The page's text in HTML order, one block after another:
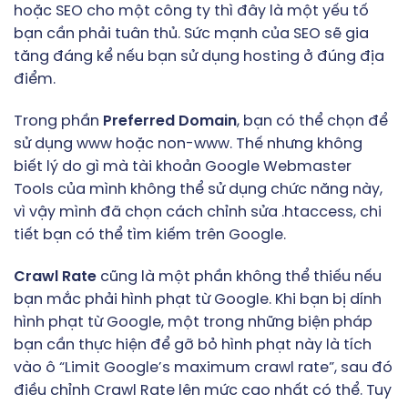
hoặc SEO cho một công ty thì đây là một yếu tố
bạn cần phải tuân thủ. Sức mạnh của SEO sẽ gia
tăng đáng kể nếu bạn sử dụng hosting ở đúng địa
điểm.
Trong phần Preferred Domain, bạn có thể chọn để
sử dụng www hoặc non-www. Thế nhưng không
biết lý do gì mà tài khoản Google Webmaster
Tools của mình không thể sử dụng chức năng này,
vì vậy mình đã chọn cách chỉnh sửa .htaccess, chi
tiết bạn có thể tìm kiếm trên Google.
Crawl Rate cũng là một phần không thể thiếu nếu
bạn mắc phải hình phạt từ Google. Khi bạn bị dính
hình phạt từ Google, một trong những biện pháp
bạn cần thực hiện để gỡ bỏ hình phạt này là tích
vào ô “Limit Google’s maximum crawl rate”, sau đó
điều chỉnh Crawl Rate lên mức cao nhất có thể. Tuy